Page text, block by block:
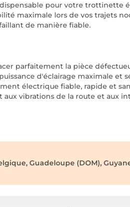
pour votre trottinette
maximale lors de vos trajets
de manière fiable.
parfaitement la pièce
d'éclairage maximale et
électrique fiable, rapide et
vibrations de la route et aux
Guadeloupe (DOM),